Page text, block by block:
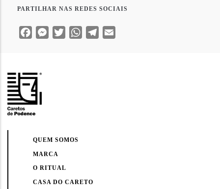
PARTILHAR NAS REDES SOCIAIS
FacebookMessenger
Twitter WhatsAppTelegram
QUEM SOMOS
MARCA
O RITUAL
CASA DO CARETO